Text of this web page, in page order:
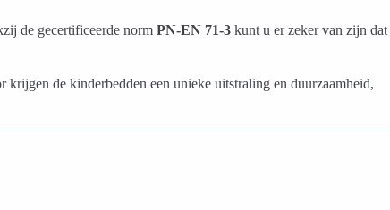
de gecertificeerde norm PN-EN 71-3 kunt u er zeker van zijn dat
de kinderbedden een unieke uitstraling en duurzaamheid,